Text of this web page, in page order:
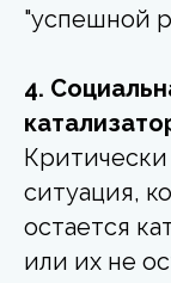
"успешной
4.
ситуация,
остается
или их не